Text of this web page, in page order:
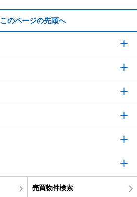
このページの先頭へ
売買物件検索